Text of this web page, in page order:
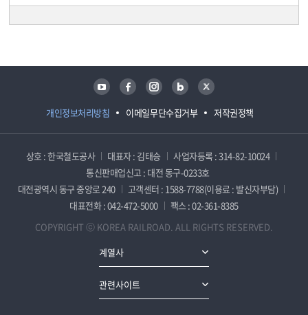
개인정보처리방침 이메일무단수집거부 저작권정책
유튜브 페이스북 인스타그램 블로그 트위터
상호 : 한국철도공사 대표자 : 김태승
사업자등록 : 314-82-10024
통신판매업신고 : 대전 동구-0233호
대전광역시 동구 중앙로 240
고객센터 : 1588-7788(이용료 : 발신자부담)
대표전화 : 042-472-5000
팩스 : 02-361-8385
COPYRIGHT ⓒ KOREA RAILROAD. ALL RIGHTS RESERVED.
계열사
관련사이트